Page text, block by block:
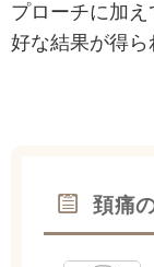
プローチに加
好な結果が得ら
頚痛